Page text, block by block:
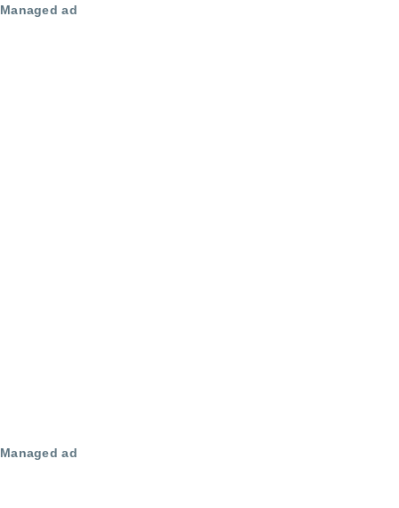
Managed ad
Managed ad